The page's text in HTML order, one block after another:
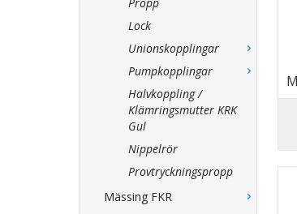
Lock
Unionskopplingar
Pumpkopplingar
Halvkoppling /
Klämringsmutter KRK
Gul
Nippelrör
Provtryckningspropp
Mässing FKR